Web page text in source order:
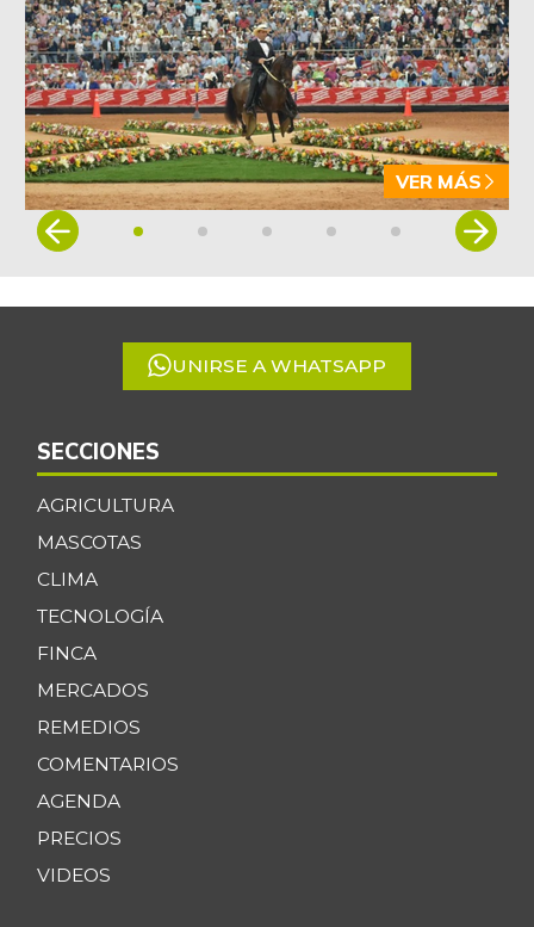
VER MÁS
Item
5
UNIRSE A WHATSAPP
SECCIONES
AGRICULTURA
MASCOTAS
CLIMA
TECNOLOGÍA
FINCA
MERCADOS
REMEDIOS
COMENTARIOS
AGENDA
PRECIOS
VIDEOS